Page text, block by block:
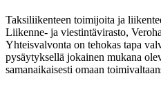
Taksiliikenteen toimijoita ja
Liikenne- ja viestintävirasto,
Yhteisvalvonta on tehokas tapa
pysäytyksellä jokainen mukana
samanaikaisesti omaan